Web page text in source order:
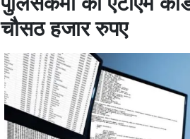
चौसठ हजार रुपए